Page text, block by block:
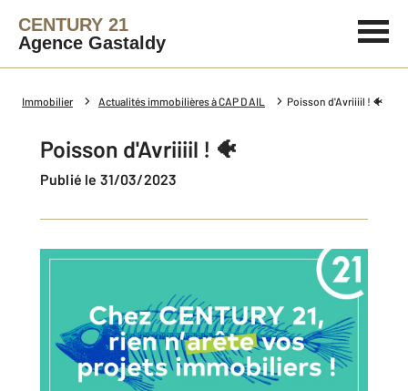
CENTURY 21
Agence Gastaldy
Immobilier Actualités immobilières à CAP D AIL Poisson d'Avriiiil ! 🐠
Poisson d'Avriiiil ! 🐠
Publié le 31/03/2023